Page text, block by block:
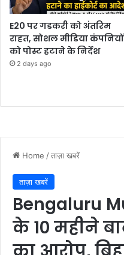
E20 पर गडकरी को अंतरिम
राहत, सोशल मीडिया कंपनियों
को पोस्ट हटाने के निर्देश
2 days ago